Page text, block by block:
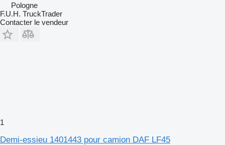
Pologne
F.U.H. TruckTrader
Contacter le vendeur
1
Demi-essieu 1401443 pour camion DAF LF45